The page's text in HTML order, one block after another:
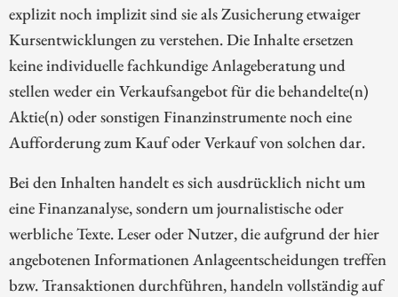
explizit noch implizit sind sie als Zusicherung etwaiger
Kursentwicklungen zu verstehen. Die Inhalte ersetzen
keine individuelle fachkundige Anlageberatung und
stellen weder ein Verkaufsangebot für die behandelte(n)
Aktie(n) oder sonstigen Finanzinstrumente noch eine
Aufforderung zum Kauf oder Verkauf von solchen dar.
Bei den Inhalten handelt es sich ausdrücklich nicht um
eine Finanzanalyse, sondern um journalistische oder
werbliche Texte. Leser oder Nutzer, die aufgrund der hier
angebotenen Informationen Anlageentscheidungen treffen
bzw. Transaktionen durchführen, handeln vollständig auf